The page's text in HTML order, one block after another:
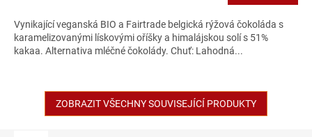
Vynikající veganská BIO a Fairtrade belgická rýžová čokoláda s
karamelizovanými lískovými oříšky a himalájskou solí s 51%
kakaa. Alternativa mléčné čokolády. Chuť: Lahodná...
ZOBRAZIT VŠECHNY SOUVISEJÍCÍ PRODUKTY